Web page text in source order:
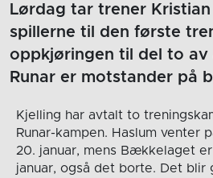
Lørdag tar trener Kristian
spillerne til den første
oppkjøringen til del to av
Runar er motstander på
Kjelling har avtalt to
Runar-kampen. Haslum venter
20. januar, mens Bækkelaget
januar, også det borte. Det blir